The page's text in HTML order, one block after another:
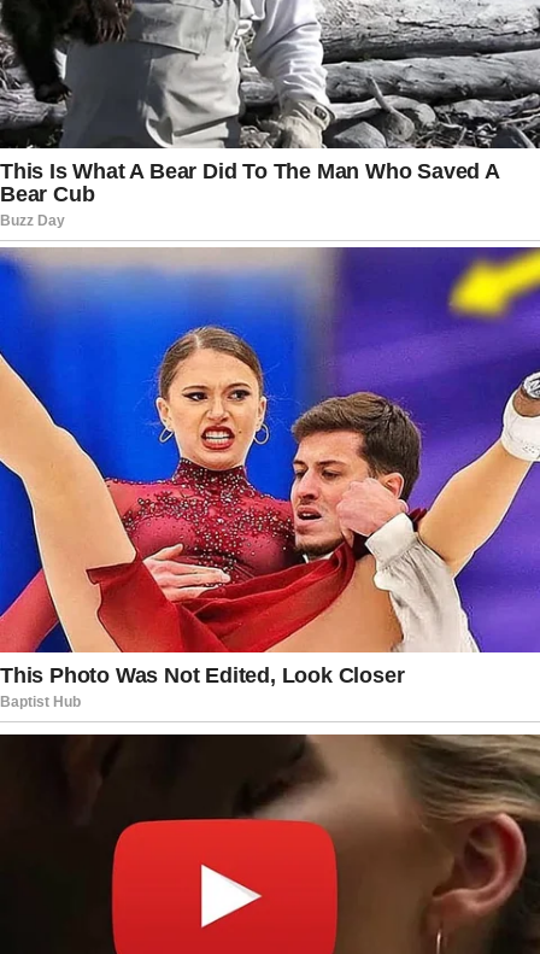
continuará alimentando dúvidas, especulações e
reviravoltas que mantêm a audiência presa à
história.